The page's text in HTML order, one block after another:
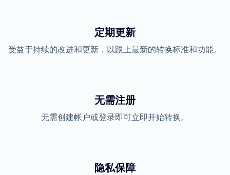
定期更新
受益于持续的改进和更新，以跟上最新的转换标准和功能。
无需注册
无需创建帐户或登录即可立即开始转换。
隐私保障